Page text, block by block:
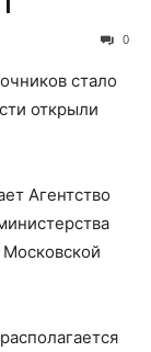
0
стало
открыли
Агентство
Московской